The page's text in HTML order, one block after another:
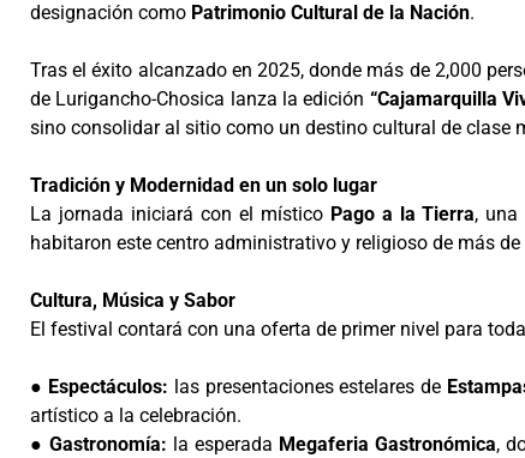
designación como Patrimonio Cultural de la Nación.
Tras el éxito alcanzado en 2025, donde más de 2,000
de Lurigancho-Chosica lanza la edición “Cajamarquilla
sino consolidar al sitio como un destino cultural de clase
Tradición y Modernidad en un solo lugar
La jornada iniciará con el místico Pago a la Tierra, una
habitaron este centro administrativo y religioso de más de
Cultura, Música y Sabor
El festival contará con una oferta de primer nivel para
● Espectáculos: las presentaciones estelares de
artístico a la celebración.
● Gastronomía: la esperada Megaferia Gastronómica,